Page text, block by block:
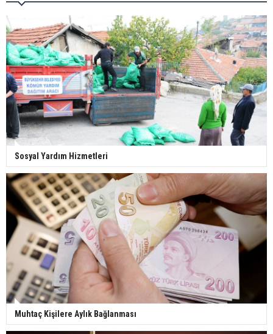
Sosyal Yardım Hizmetleri
Muhtaç Kişilere Aylık Bağlanması